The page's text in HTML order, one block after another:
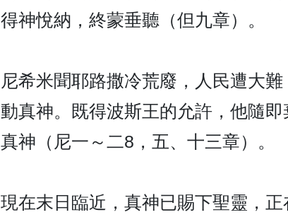
得神悅納，終蒙垂聽（但九章）。
尼希米聞耶路撒冷荒廢，人民遭大
動真神。既得波斯王的允許，他隨
真神（尼一～二8，五、十三章）。
現在末日臨近，真神已賜下聖靈，